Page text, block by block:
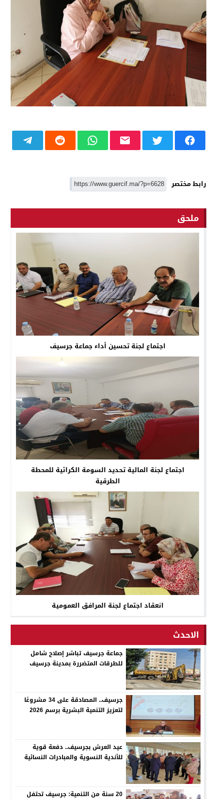
رابط مختصر
ملحق
اجتماع لجنة تحسين أداء جماعة جرسيف
اجتماع لجنة المالية تحديد السومة الكرائية للمحطة
الطرقية
انعقاد اجتماع لجنة المرافق العمومية
الاحدث
جماعة جرسيف تباشر إصلاح شامل
للطرقات المتضررة بمدينة جرسيف
جرسيف.. المصادقة على 34 مشروعًا
لتعزيز التنمية البشرية برسم 2026
عيد العرش بجرسيف.. دفعة قوية
للأندية النسوية والمبادرات النسائية
20 سنة من التنمية: جرسيف تحتفل